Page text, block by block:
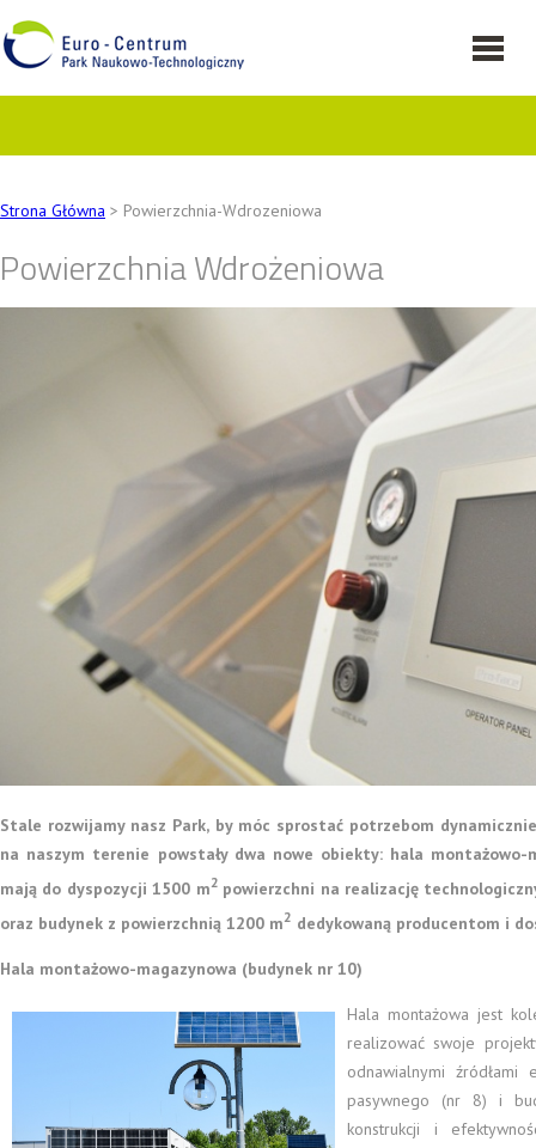
Strona Główna > Powierzchnia-Wdrozeniowa
Powierzchnia Wdrożeniowa
Stale rozwijamy nasz Park, by móc sprostać potrzebom
na naszym terenie powstały dwa nowe obiekty: hala
mają do dyspozycji 1500 m2 powierzchni na realizację
oraz budynek z powierzchnią 1200 m2 dedykowaną producentom i
Hala montażowo-magazynowa (budynek nr 10)
Hala montażowa jest
realizować swoje
odnawialnymi
pasywnego (nr 8) i
konstrukcji i